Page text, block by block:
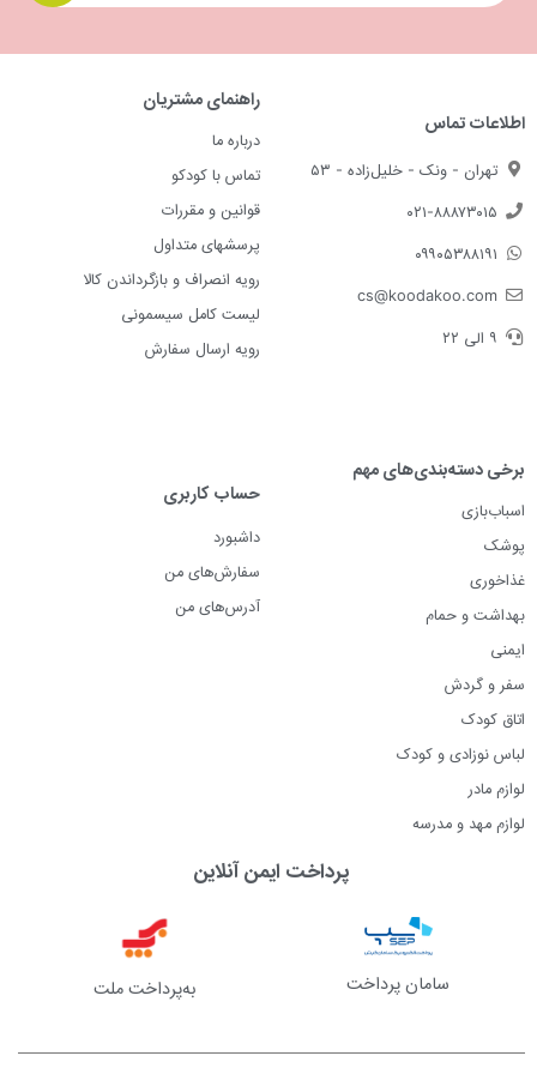
اطلاعات تماس
تهران - ونک - خلیل‌زاده - ۵۳
۰۲۱-۸۸۸۷۳۰۱۵
۰۹۹۰۵۳۸۸۱۹۱
cs@koodakoo.com
۹ الی ۲۲
راهنمای مشتریان
درباره ما
تماس با کودکو
قوانین و مقررات
پرسشهای متداول
رویه انصراف و بازگرداندن کالا
لیست کامل سیسمونی
رویه ارسال سفارش
برخی دسته‌بندی‌های مهم
اسباب‌بازی
پوشک
غذاخوری
بهداشت و حمام
ایمنی
سفر و گردش
اتاق کودک
لباس نوزادی و کودک
لوازم مادر
لوازم مهد و مدرسه
حساب کاربری
داشبورد
سفارش‌های من
آدرس‌های من
پرداخت ایمن آنلاین
سامان پرداخت به‌پرداخت ملت